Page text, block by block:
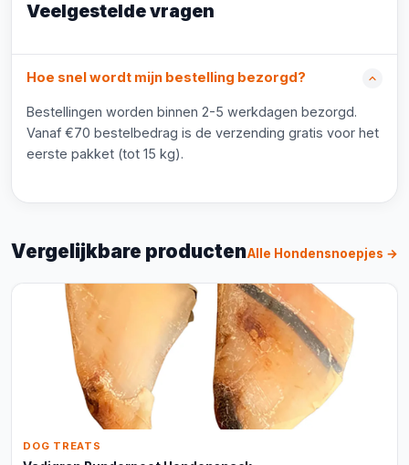
Veelgestelde vragen
Hoe snel wordt mijn bestelling bezorgd?
Bestellingen worden binnen 2-5 werkdagen bezorgd.
Vanaf €70 bestelbedrag is de verzending gratis voor het
eerste pakket (tot 15 kg).
Vergelijkbare productenAlle Hondensnoepjes →
DOG TREATS